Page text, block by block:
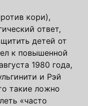
кори),
ответ,
детей от
к повышенной
1980 года,
и Рэй
такие ложно
«часто